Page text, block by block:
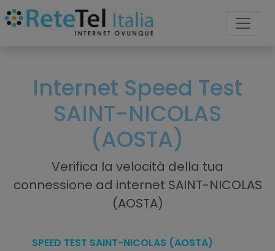
Internet Speed Test
SAINT-NICOLAS
(AOSTA)
Verifica la velocità della tua
connessione ad internet SAINT-NICOLAS
(AOSTA)
SPEED TEST SAINT-NICOLAS (AOSTA)